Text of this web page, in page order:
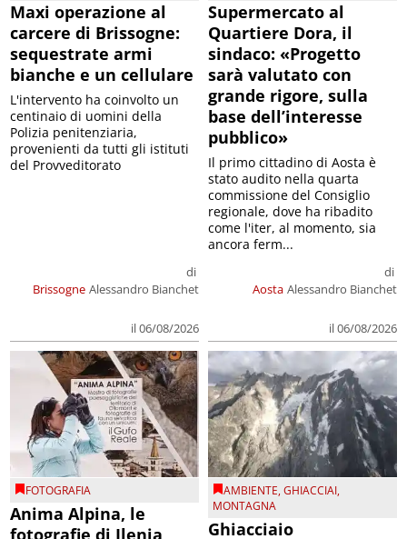
Maxi operazione al
carcere di Brissogne:
sequestrate armi
bianche e un cellulare
Brissogne
di
Alessandro Bianchet
il 06/08/2026
L'intervento ha coinvolto un
centinaio di uomini della
Polizia penitenziaria,
provenienti da tutti gli istituti
del Provveditorato
Supermercato al
Quartiere Dora, il
sindaco: «Progetto
sarà valutato con
grande rigore, sulla
base dell’interesse
pubblico»
Aosta
di
Alessandro Bianchet
il 06/08/2026
Il primo cittadino di Aosta è
stato audito nella quarta
commissione del Consiglio
regionale, dove ha ribadito
come l'iter, al momento, sia
ancora ferm...
FOTOGRAFIA
Anima Alpina, le
fotografie di Ilenia
AMBIENTE,GHIACCIAI,
MONTAGNA
Ghiacciaio